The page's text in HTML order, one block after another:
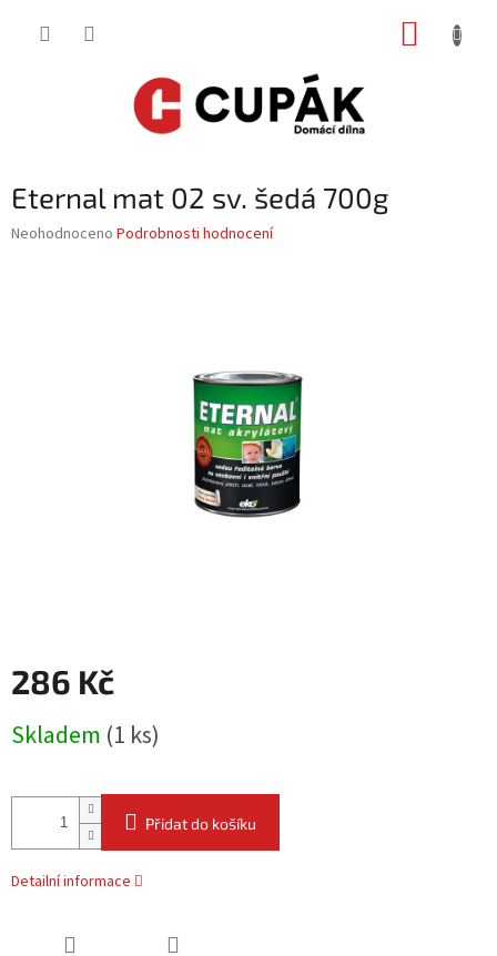
Eternal mat 02 sv. šedá 700g
Průměrné
Neohodnoceno Podrobnosti hodnocení
286 Kč
cena:
Skladem (1 ks)
Přidat do košíku
Detailní informace